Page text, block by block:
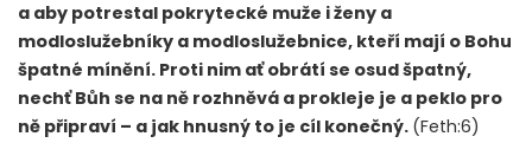
a aby potrestal pokrytecké muže i ženy a
modloslužebníky a modloslužebnice, kteří mají o Bohu
špatné mínění. Proti nim ať obrátí se osud špatný,
nechť Bůh se na ně rozhněvá a prokleje je a peklo pro
ně připraví – a jak hnusný to je cíl konečný. (Feth:6)